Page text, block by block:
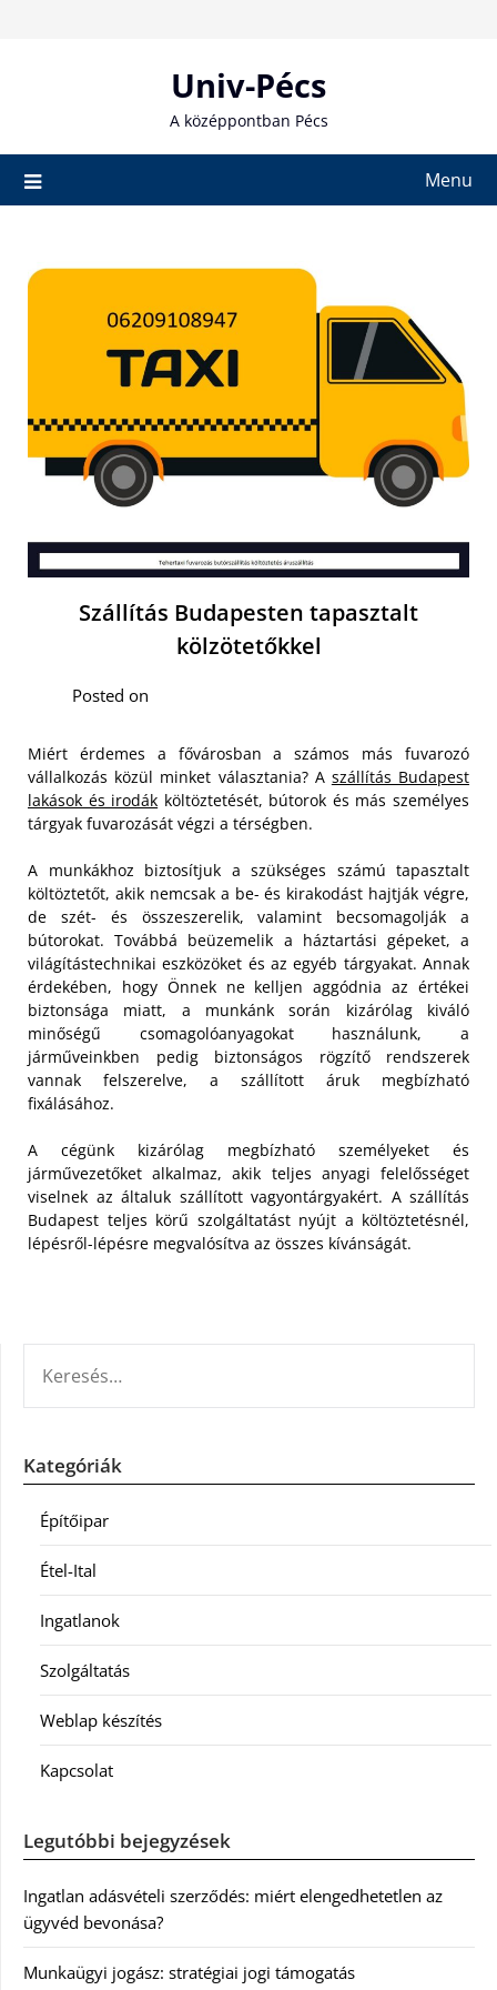
Univ-Pécs
A középpontban Pécs
Menu
Szállítás Budapesten tapasztalt
kölzötetőkkel
Posted on
Miért érdemes a fővárosban a számos más fuvarozó
vállalkozás közül minket választania? A szállítás Budapest
lakások és irodák költöztetését, bútorok és más személyes
tárgyak fuvarozását végzi a térségben.
A munkákhoz biztosítjuk a szükséges számú tapasztalt
költöztetőt, akik nemcsak a be- és kirakodást hajtják végre,
de szét- és összeszerelik, valamint becsomagolják a
bútorokat. Továbbá beüzemelik a háztartási gépeket, a
világítástechnikai eszközöket és az egyéb tárgyakat. Annak
érdekében, hogy Önnek ne kelljen aggódnia az értékei
biztonsága miatt, a munkánk során kizárólag kiváló
minőségű csomagolóanyagokat használunk, a
járműveinkben pedig biztonságos rögzítő rendszerek
vannak felszerelve, a szállított áruk megbízható
fixálásához.
A cégünk kizárólag megbízható személyeket és
járművezetőket alkalmaz, akik teljes anyagi felelősséget
viselnek az általuk szállított vagyontárgyakért. A szállítás
Budapest teljes körű szolgáltatást nyújt a költöztetésnél,
lépésről-lépésre megvalósítva az összes kívánságát.
Kategóriák
Építőipar
Étel-Ital
Ingatlanok
Szolgáltatás
Weblap készítés
Kapcsolat
Legutóbbi bejegyzések
Ingatlan adásvételi szerződés: miért elengedhetetlen az
ügyvéd bevonása?
Munkaügyi jogász: stratégiai jogi támogatás